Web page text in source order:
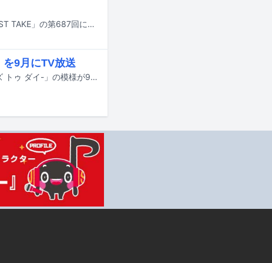
ヤバイTシャツ屋さんが本日7月17日22:00にYouTubeで公開される「THE FIRST TAKE」の第687回に登場する。
9月にTV放送
黒夢のワンマンライブ「THE PERFECT DAYS TO DIE -ザ パーフェクト デイズ トゥ ダイ-」の模様が9月にWOWOWで放送・配信される。